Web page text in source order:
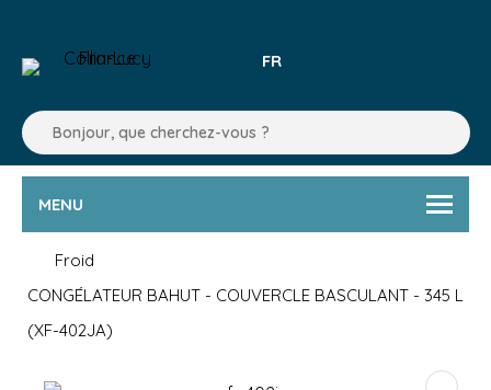
FR
MENU
Froid
CONGÉLATEUR BAHUT - COUVERCLE BASCULANT - 345 L
(XF-402JA)